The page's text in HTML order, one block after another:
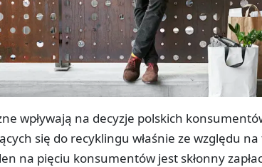
wpływają na decyzje polskich
się do recyklingu właśnie ze względu
na pięciu konsumentów jest skłonny